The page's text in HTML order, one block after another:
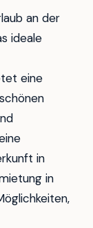
an der
ideale
eine
in
in